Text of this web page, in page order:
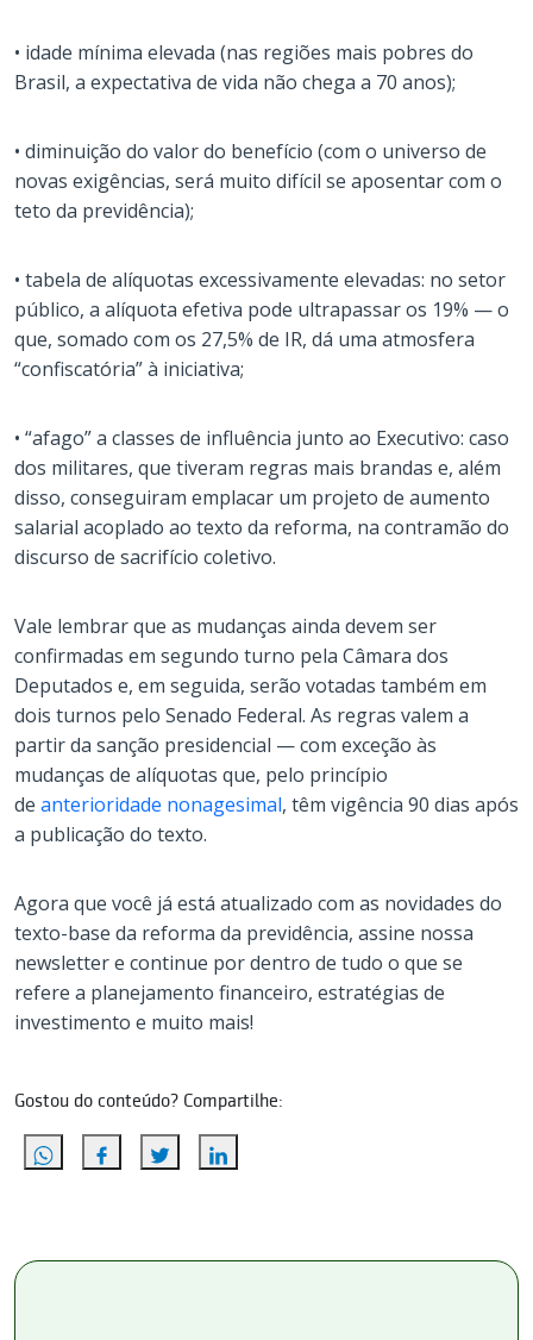
• idade mínima elevada (nas regiões mais pobres do
Brasil, a expectativa de vida não chega a 70 anos);
• diminuição do valor do benefício (com o universo de
novas exigências, será muito difícil se aposentar com o
teto da previdência);
• tabela de alíquotas excessivamente elevadas: no setor
público, a alíquota efetiva pode ultrapassar os 19% — o
que, somado com os 27,5% de IR, dá uma atmosfera
“confiscatória” à iniciativa;
• “afago” a classes de influência junto ao Executivo: caso
dos militares, que tiveram regras mais brandas e, além
disso, conseguiram emplacar um projeto de aumento
salarial acoplado ao texto da reforma, na contramão do
discurso de sacrifício coletivo.
Vale lembrar que as mudanças ainda devem ser
confirmadas em segundo turno pela Câmara dos
Deputados e, em seguida, serão votadas também em
dois turnos pelo Senado Federal. As regras valem a
partir da sanção presidencial — com exceção às
mudanças de alíquotas que, pelo princípio
de anterioridade nonagesimal, têm vigência 90 dias após
a publicação do texto.
Agora que você já está atualizado com as novidades do
texto-base da reforma da previdência, assine nossa
newsletter e continue por dentro de tudo o que se
refere a planejamento financeiro, estratégias de
investimento e muito mais!
Gostou do conteúdo? Compartilhe: